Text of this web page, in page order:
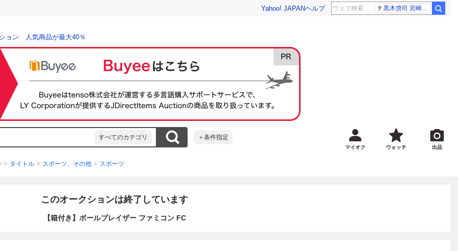
Yahoo! JAPANヘルプ 黒木啓司 宮崎麗果
ョン 人気商品が最大40％
すべてのカテゴリ ＋条件指定
マイオク ウォッチ 出品
タイトル スポーツ、その他 スポーツ
このオークションは終了しています
【箱付き】ボールブレイザー ファミコン FC